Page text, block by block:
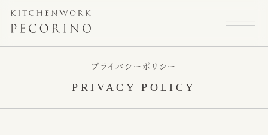
プライバシーポリシー
PRIVACY POLICY